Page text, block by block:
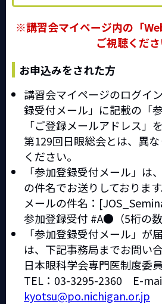
※講習会マイページ内の「
ご視聴くだ
お申込みをされた方
講習会マイページのログイ
録受付メール」に記載の「
「ご登録メールアドレス」
第129回日眼総会とは、異
ください。
「参加登録受付メール」は
の件名でお送りしております
メールの件名：
参加登録受付 #A●（5桁の数
「参加登録受付メール」が
は、下記事務局までお問い
日本眼科学会専門医制度委
TEL：03-3295-2360 E-
kyotsu@po.nichigan.or.jp